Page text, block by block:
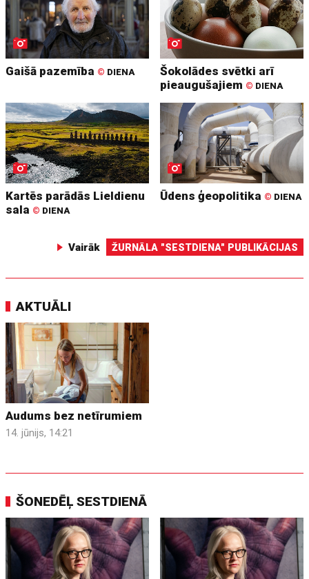
Gaišā pazemība © DIENA
Šokolādes svētki arī
pieaugušajiem © DIENA
Kartēs parādās Lieldienu
sala © DIENA
Ūdens ģeopolitika © DIENA
Vairāk ŽURNĀLA "SESTDIENA" PUBLIKĀCIJAS
AKTUĀLI
Audums bez netīrumiem
14. jūnijs, 14:21
ŠONEDĒĻ SESTDIENĀ